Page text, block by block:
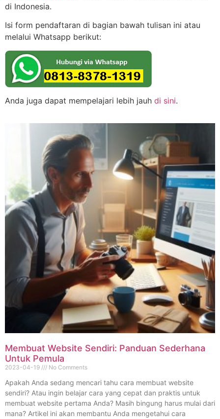
di Indonesia.
Isi form pendaftaran di bagian bawah tulisan ini atau
melalui Whatsapp berikut:
Anda juga dapat mempelajari lebih jauh di sini.
Membuat Website Sendiri: Panduan Sederhana
Untuk Pemula
2023-04-19 No Comments
Apakah Anda sedang mencari tahu cara membuat website
sendiri? Atau ingin belajar cara yang cepat dan praktis untuk
membuat website pertama Anda? Masih bingung harus mulai dari
mana? Artikel ini akan membantu Anda mengetahui cara